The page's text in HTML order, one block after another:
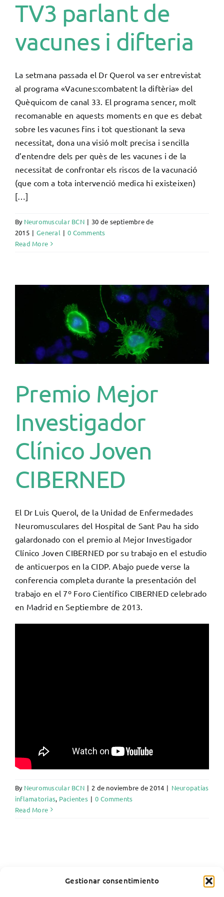
Gestionar consentimiento
TV3 parlant de
vacunes i difteria
La setmana passada el Dr Querol va ser entrevistat
al programa «Vacunes:combatent la diftèria» del
Quèquicom de canal 33. El programa sencer, molt
recomanable en aquests moments en que es debat
sobre les vacunes fins i tot questionant la seva
necessitat, dona una visió molt precisa i sencilla
d’entendre dels per quès de les vacunes i de la
necessitat de confrontar els riscos de la vacunació
(que com a tota intervenció medica hi existeixen)
[…]
By Neuromuscular BCN | 30 de septiembre de
2015 | General | 0 Comments
Read More
Premio Mejor
Investigador
Clínico Joven
CIBERNED
El Dr Luis Querol, de la Unidad de Enfermedades
Neuromusculares del Hospital de Sant Pau ha sido
galardonado con el premio al Mejor Investigador
Clínico Joven CIBERNED por su trabajo en el estudio
de anticuerpos en la CIDP. Abajo puede verse la
conferencia completa durante la presentación del
trabajo en el 7º Foro Científico CIBERNED celebrado
en Madrid en Septiembre de 2013.
By Neuromuscular BCN | 2 de noviembre de 2014 | Neuropatías
inflamatorias, Pacientes | 0 Comments
Read More